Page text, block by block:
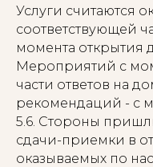
Услуги считаются
соответствующей
момента открытия
Мероприятий с
части ответов на
рекомендаций - с
5.6. Стороны
сдачи-приемки в
оказываемых по